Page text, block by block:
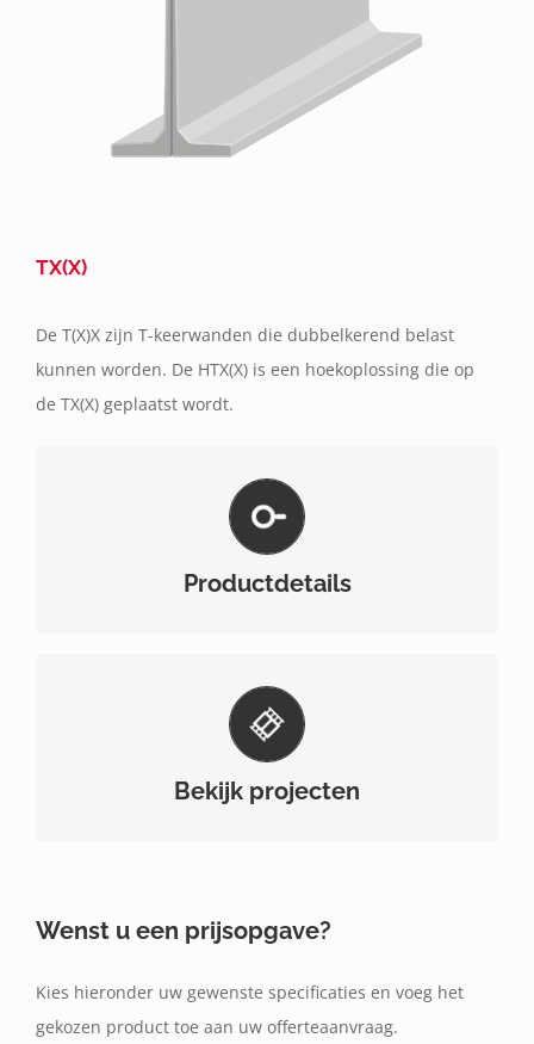
TX(X)
De T(X)X zijn T-keerwanden die dubbelkerend belast
kunnen worden. De HTX(X) is een hoekoplossing die op
de TX(X) geplaatst wordt.
Productdetails
Bekijk hier de productspecificaties van alle types
en afmetingen van dit product.
Bekijk projecten
Bekijk hier enkele projecten waar dit product
gebruikt werd.
Wenst u een prijsopgave?
Kies hieronder uw gewenste specificaties en voeg het
gekozen product toe aan uw offerteaanvraag.